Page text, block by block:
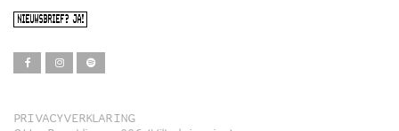
NIEUWSBRIEF? JA!
PRIVACYVERKLARING